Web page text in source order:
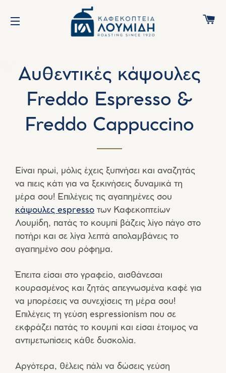
ΠΛΟΉΓΗΣΗ ΙΣΤΌΤΟΠΟΥ
Αυθεντικές κάψουλες
Freddo Espresso &
Freddo Cappuccino
Είναι πρωί, μόλις έχεις ξυπνήσει και αναζητάς
να πιεις κάτι για να ξεκινήσεις δυναμικά τη
μέρα σου! Επιλέγεις τις αγαπημένες σου
κάψουλες espresso των Καφεκοπτείων
Λουμίδη, πατάς το κουμπί βάζεις λίγο πάγο στο
ποτήρι και σε λίγα λεπτά απολαμβάνεις το
αγαπημένο σου ρόφημα.
Έπειτα είσαι στο γραφείο, αισθάνεσαι
κουρασμένος και ζητάς απεγνωσμένα καφέ για
να μπορέσεις να συνεχίσεις τη μέρα σου!
Επιλέγεις τη γεύση espressionism που σε
εκφράζει πατάς το κουμπί και είσαι έτοιμος να
αντιμετωπίσεις κάθε δυσκολία.
Αργότερα, θέλεις πάλι να δώσεις γεύση